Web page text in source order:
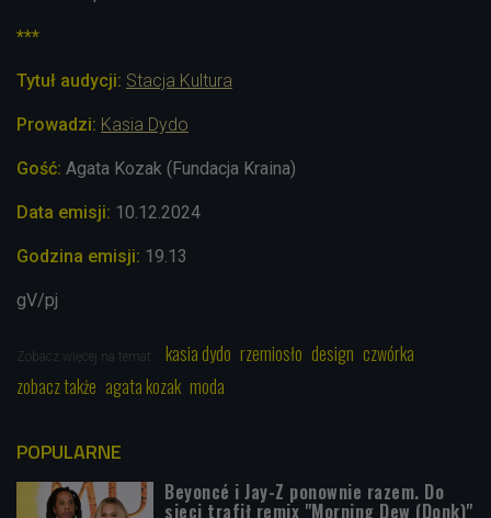
***
Tytuł audycji: Stacja Kultura
Prowadzi: Kasia Dydo
Gość: Agata Kozak (Fundacja Kraina)
Data emisji: 10.12 .2024
Godzina emisji: 19.13
gV/pj
Zobacz więcej na temat: kasia dydo rzemiosło design czwórka
zobacz także agata kozak moda
POPULARNE
Beyoncé i Jay-Z ponownie razem. Do
sieci trafił remix "Morning Dew (Donk)"